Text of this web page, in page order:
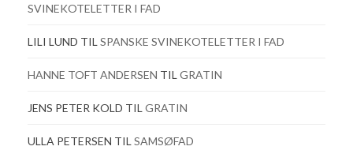
SVINEKOTELETTER I FAD
LILI LUND TIL SPANSKE SVINEKOTELETTER I FAD
HANNE TOFT ANDERSEN TIL GRATIN
JENS PETER KOLD TIL GRATIN
ULLA PETERSEN TIL SAMSØFAD